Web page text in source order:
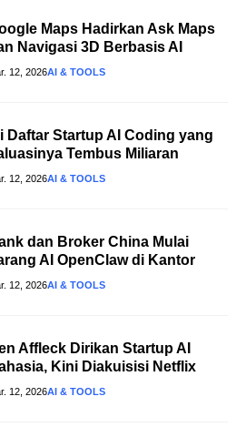
Maps Hadirkan Ask Maps
Navigasi 3D Berbasis AI
12, 2026AI & TOOLS
Daftar Startup AI Coding yang
Tembus Miliaran
12, 2026AI & TOOLS
dan Broker China Mulai
AI OpenClaw di Kantor
12, 2026AI & TOOLS
Affleck Dirikan Startup AI
Kini Diakuisisi Netflix
12, 2026AI & TOOLS